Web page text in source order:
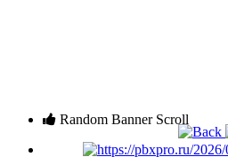
Random Banner Scroll